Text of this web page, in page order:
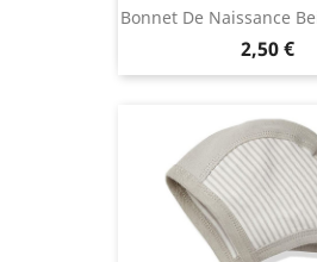
Bonnet De Naissance
2,50 €